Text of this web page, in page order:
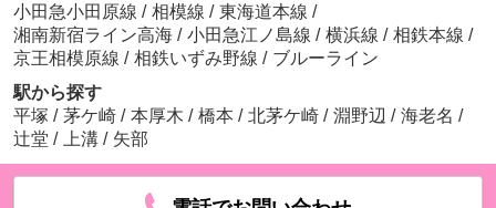
小田急小田原線 / 相模線 / 東海道本線 /
湘南新宿ライン高海 / 小田急江ノ島線 / 横浜線 / 相鉄本線 /
京王相模原線 / 相鉄いずみ野線 / ブルーライン
駅から探す
平塚 / 茅ケ崎 / 本厚木 / 橋本 / 北茅ケ崎 / 淵野辺 / 海老名 /
辻堂 / 上溝 / 矢部